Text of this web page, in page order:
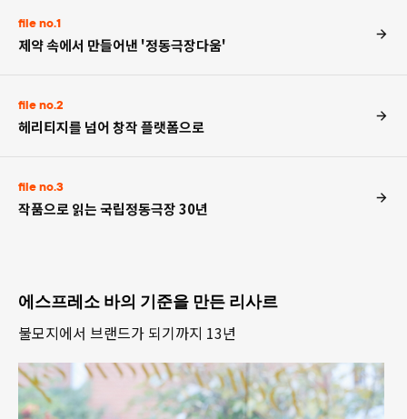
file no.1
제약 속에서 만들어낸 '정동극장다움'
file no.2
헤리티지를 넘어 창작 플랫폼으로
file no.3
작품으로 읽는 국립정동극장 30년
에스프레소 바의 기준을 만든 리사르
불모지에서 브랜드가 되기까지 13년